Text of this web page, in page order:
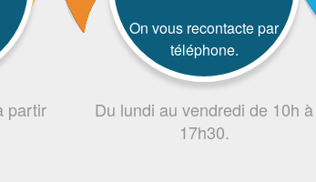
partir
On vous recontacte par
téléphone.
Du lundi au vendredi de 10h à
17h30.